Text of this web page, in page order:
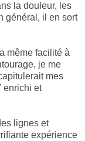
la douleur, les
général, il en sort
même facilité à
je me
mes
enrichi et
lignes et
expérience